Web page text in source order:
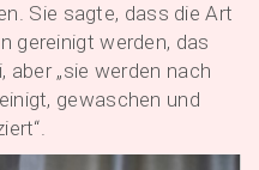
Sie sagte, dass die Art
gereinigt werden, das
aber „sie werden nach
gewaschen und